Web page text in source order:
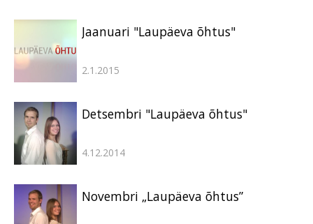
Jaanuari "Laupäeva õhtus"
2.1.2015
Detsembri "Laupäeva õhtus"
4.12.2014
Novembri „Laupäeva õhtus”